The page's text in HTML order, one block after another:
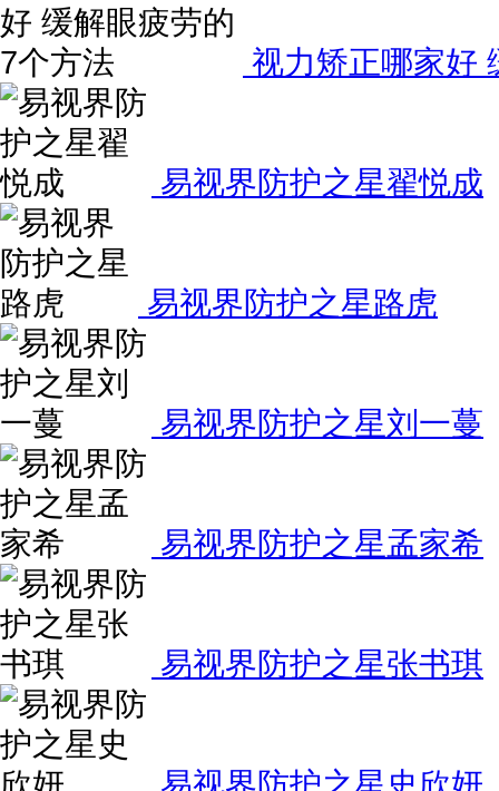
视力矫正哪家好
易视界防护之星翟悦成
易视界防护之星路虎
易视界防护之星刘一蔓
易视界防护之星孟家希
易视界防护之星张书琪